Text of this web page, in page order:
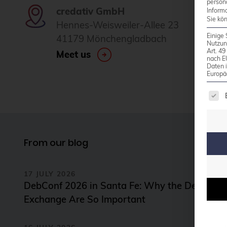
credativ GmbH
Hennes-Weisweiler-Allee 23
41179 Mönchengladbach
Meet us
From our blog
17 JULY 2026
DebConf 2026 in Santa Fe: Why the Debian
Exchange Are So Important
Sie
Einige
Art. 49
nach
Daten